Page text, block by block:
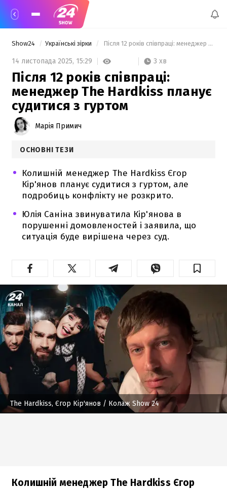
Show24 Українські зірки Після 12 років співпраці: менеджер The Hardkiss планує судитися з гуртом
14 листопада 2025, 15:29 3 хв
Після 12 років співпраці:
менеджер The Hardkiss планує
судитися з гуртом
Марія Примич
ОСНОВНІ ТЕЗИ
Колишній менеджер The Hardkiss Єгор
Кір'янов планує судитися з гуртом, але
подробиць конфлікту не розкрито.
Юлія Саніна звинуватила Кір'янова в
порушенні домовленостей і заявила, що
ситуація буде вирішена через суд.
The Hardkiss, Єгор Кір'янов / Колаж Show 24
Колишній менеджер The Hardkiss Єгор